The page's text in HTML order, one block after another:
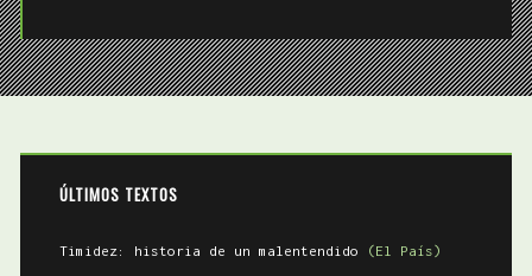
ÚLTIMOS TEXTOS
Timidez: historia de un malentendido (El País)